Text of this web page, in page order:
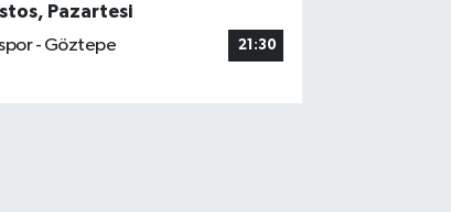
Pazartesi
- Göztepe
21:30